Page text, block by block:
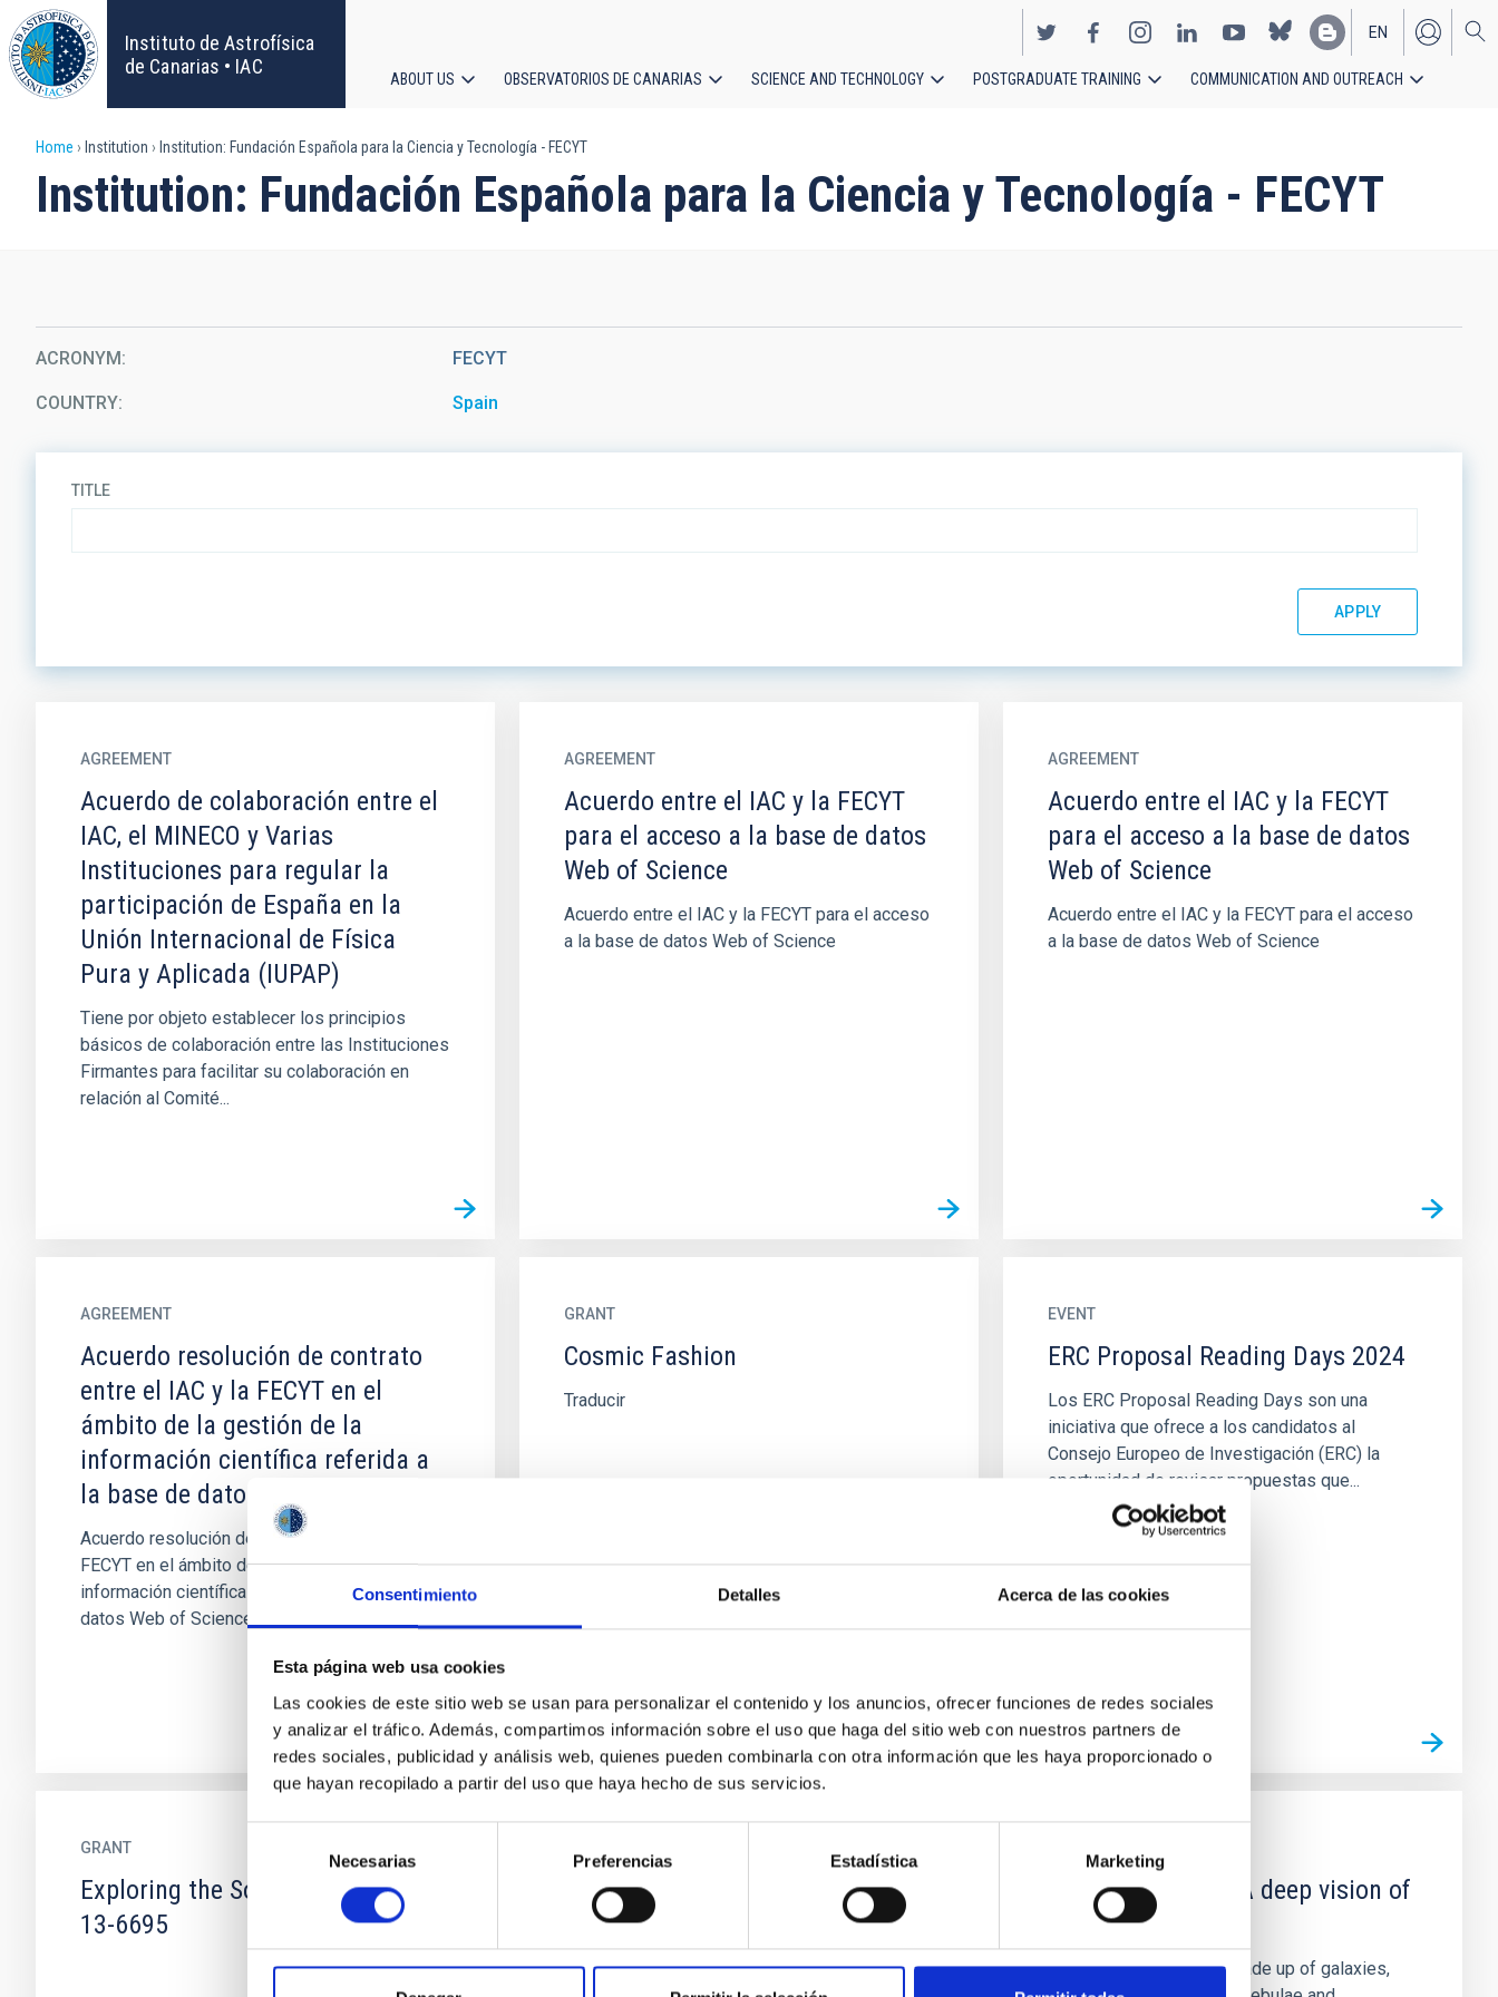
Consentimiento Detalles Acerca de las cookies
Esta página web usa cookies
Las cookies de este sitio web se usan para personalizar el contenido y los anuncios, ofrecer funciones de redes sociales
y analizar el tráfico. Además, compartimos información sobre el uso que haga del sitio web con nuestros partners de
redes sociales, publicidad y análisis web, quienes pueden combinarla con otra información que les haya proporcionado o
que hayan recopilado a partir del uso que haya hecho de sus servicios.
consentimiento
Necesarias Preferencias Estadística Marketing
Skip
to
main
content
Instituto de Astrofísica
de Canarias • IAC
EN
ES
navigation
ABOUT US OBSERVATORIOS DE CANARIAS SCIENCE AND TECHNOLOGY POSTGRADUATE TRAINING COMMUNICATION AND OUTREACH
Breadcrumb
Home Institution Institution: Fundación Española para la Ciencia y Tecnología - FECYT
Institution: Fundación Española para la Ciencia y Tecnología - FECYT
ACRONYM FECYT
COUNTRY Spain
TITLE
AGREEMENT
Acuerdo de colaboración entre el
IAC, el MINECO y Varias
Instituciones para regular la
participación de España en la
Unión Internacional de Física
Pura y Aplicada (IUPAP)
Tiene por objeto establecer los principios
básicos de colaboración entre las Instituciones
Firmantes para facilitar su colaboración en
relación al Comité...
AGREEMENT
Acuerdo entre el IAC y la FECYT
para el acceso a la base de datos
Web of Science
Acuerdo entre el IAC y la FECYT para el acceso
a la base de datos Web of Science
AGREEMENT
Acuerdo entre el IAC y la FECYT
para el acceso a la base de datos
Web of Science
Acuerdo entre el IAC y la FECYT para el acceso
a la base de datos Web of Science
AGREEMENT
Acuerdo resolución de contrato
entre el IAC y la FECYT en el
ámbito de la gestión de la
información científica referida a
la base de datos Web of Science
Acuerdo resolución de contrato entre el IAC y la
FECYT en el ámbito de la gestión de la
información científica referida a la base de
datos Web of Science
GRANT
Cosmic Fashion
Traducir
EVENT
ERC Proposal Reading Days 2024
Los ERC Proposal Reading Days son una
iniciativa que ofrece a los candidatos al
Consejo Europeo de Investigación (ERC) la
oportunidad de revisar propuestas que...
GRANT
Exploring the Solar System FCT-
13-6695
Galactica, a deep view of the
Milky Way
GALACTICA-SUR. A deep vision of
the Milky Way
The visible universe is made up of galaxies,